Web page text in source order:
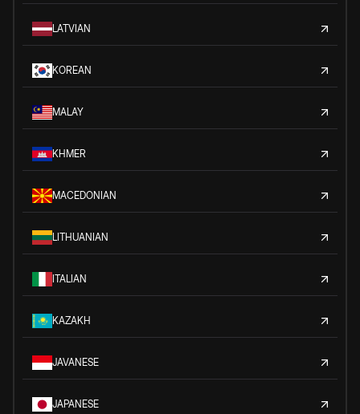
LATVIAN
KOREAN
MALAY
KHMER
MACEDONIAN
LITHUANIAN
ITALIAN
KAZAKH
JAVANESE
JAPANESE